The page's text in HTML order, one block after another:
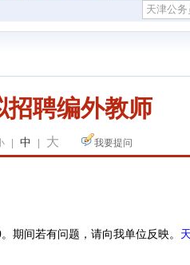
招聘编外教师
中 大 我要提问
。 期间若有问题，请向我单位反映。